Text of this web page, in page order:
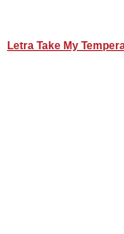
Letra Take My